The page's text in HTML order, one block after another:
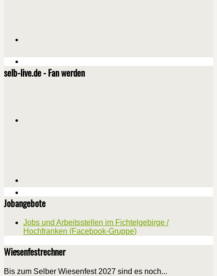
selb-live.de - Fan werden
Jobangebote
Jobs und Arbeitsstellen im Fichtelgebirge /
Hochfranken (Facebook-Gruppe)
Wiesenfestrechner
Bis zum Selber Wiesenfest 2027 sind es noch...